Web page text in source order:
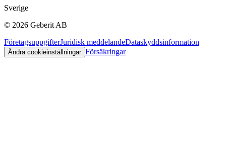
Sverige
© 2026 Geberit AB
FöretagsuppgifterJuridisk meddelandeDataskyddsinformation
Ändra cookieinställningar Försäkringar